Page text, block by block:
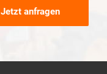
Jetzt anfragen